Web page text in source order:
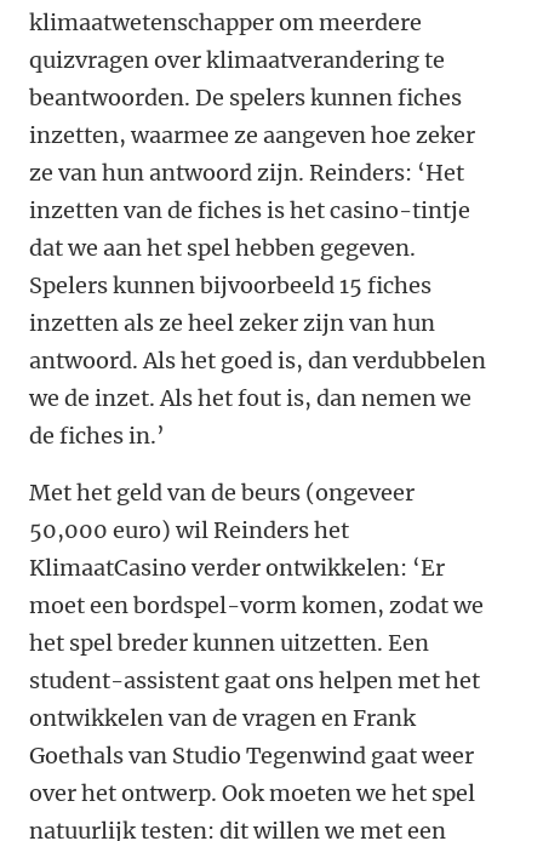
klimaatwetenschapper om meerdere
quizvragen over klimaatverandering te
beantwoorden. De spelers kunnen fiches
inzetten, waarmee ze aangeven hoe zeker
ze van hun antwoord zijn. Reinders: ‘Het
inzetten van de fiches is het casino-tintje
dat we aan het spel hebben gegeven.
Spelers kunnen bijvoorbeeld 15 fiches
inzetten als ze heel zeker zijn van hun
antwoord. Als het goed is, dan verdubbelen
we de inzet. Als het fout is, dan nemen we
de fiches in.’
Met het geld van de beurs (ongeveer
50,000 euro) wil Reinders het
KlimaatCasino verder ontwikkelen: ‘Er
moet een bordspel-vorm komen, zodat we
het spel breder kunnen uitzetten. Een
student-assistent gaat ons helpen met het
ontwikkelen van de vragen en Frank
Goethals van Studio Tegenwind gaat weer
over het ontwerp. Ook moeten we het spel
natuurlijk testen: dit willen we met een